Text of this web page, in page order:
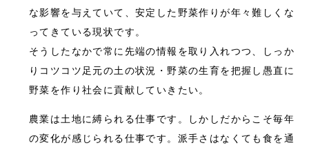
な影響を与えていて、安定した野菜作りが年々難しくな
ってきている現状です。
そうしたなかで常に先端の情報を取り入れつつ、しっか
りコツコツ足元の土の状況・野菜の生育を把握し愚直に
野菜を作り社会に貢献していきたい。
農業は土地に縛られる仕事です。しかしだからこそ毎年
の変化が感じられる仕事です。派手さはなくても食を通